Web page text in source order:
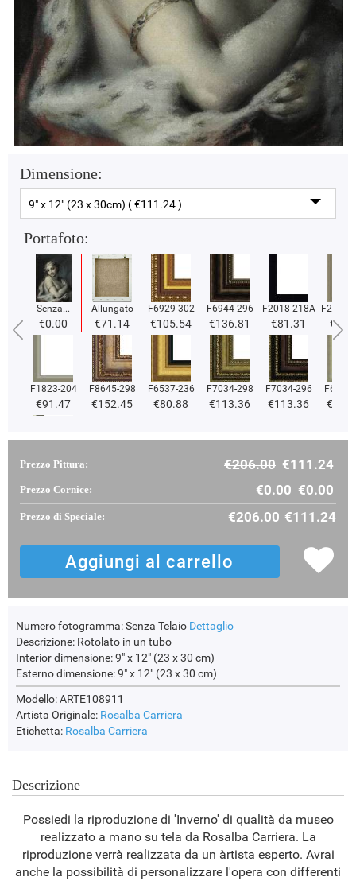
Dimensione:
9" x 12" (23 x 30cm) ( €111.24 )
Portafoto:
Senza...
€0.00
Allungato
€71.14
F6929-302
€105.54
F6944-296
€136.81
F2018-218A
€81.31
F2018-
F1823-204
€91.47
F8645-298
€152.45
F6537-236
€80.88
F7034-298
€113.36
F7034-296
€113.36
F2833-204
€96.94
Prezzo Pittura: €206.00 €111.24
Prezzo Cornice: €0.00 €0.00
Prezzo di Speciale: €206.00 €111.24
Numero fotogramma:Senza Telaio Dettaglio
Descrizione: Rotolato in un tubo
Interior dimensione:9" x 12" (23 x 30 cm)
Esterno dimensione:9" x 12" (23 x 30 cm)
Modello: ARTE108911
Artista Originale: Rosalba Carriera
Etichetta: Rosalba Carriera
Descrizione
Possiedi la riproduzione di 'Inverno' di qualità da museo
realizzato a mano su tela da Rosalba Carriera. La
riproduzione verrà realizzata da un àrtista esperto. Avrai
anche la possibilità di personalizzare l'opera con differenti